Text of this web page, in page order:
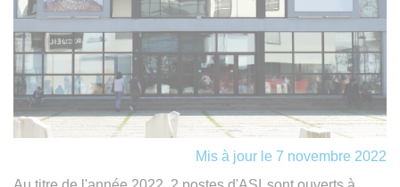
Mis à jour le 7 novembre 2022